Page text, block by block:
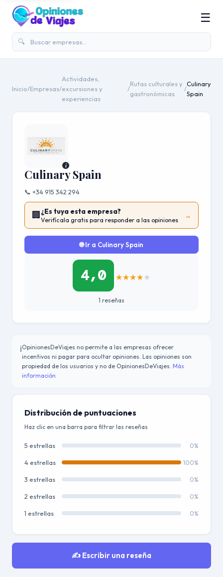
🔍
☰
Inicio/Empresas/
Actividades,
excursiones y
experiencias
/
Rutas culturales y
gastronómicas
/
Culinary
Spain
i
Culinary Spain
📞 +34 915 342 294
🏢¿Es tuya esta empresa?
Verifícala gratis para responder a las opiniones
→
🌐 Ir a Culinary Spain
4,0 ★★★★★
1 reseñas
ℹ️OpinionesDeViajes no permite a las empresas ofrecer
incentivos ni pagar para ocultar opiniones. Las opiniones son
propiedad de los usuarios y no de OpinionesDeViajes. Más
información
Distribución de puntuaciones
Haz clic en una barra para filtrar las reseñas
5 estrellas 0%
4 estrellas 100%
3 estrellas 0%
2 estrellas 0%
1 estrellas 0%
✍️ Escribir una reseña